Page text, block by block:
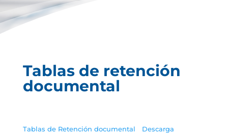
Tablas de retención
documental
Tablas de Retención documental
Descarga